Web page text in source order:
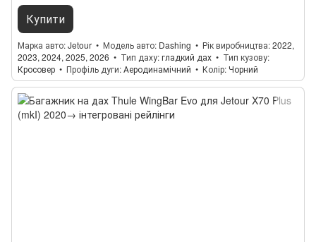
Купити
Марка авто Jetour Модель авто Dashing Рік виробництва 2022,
2023, 2024, 2025, 2026
Тип даху гладкий дах
Тип кузову
Кросовер
Профіль дуги Аеродинамічний Колір Чорний